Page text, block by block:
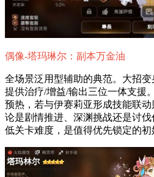
偶像-塔玛琳尔：副本万金油
全场景泛用型辅助的典范。大招变
提供治疗/增益/输出三位一体支援
预热，若与伊赛莉亚形成技能联
论是剧情推进、深渊挑战还是讨
低关卡难度，是值得优先锁定的初